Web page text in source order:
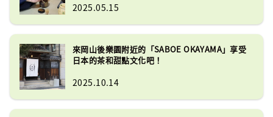
2025.05.15
來岡山後樂園附近的「SABOE OKAYAMA」享受
日本的茶和甜點文化吧！
2025.10.14